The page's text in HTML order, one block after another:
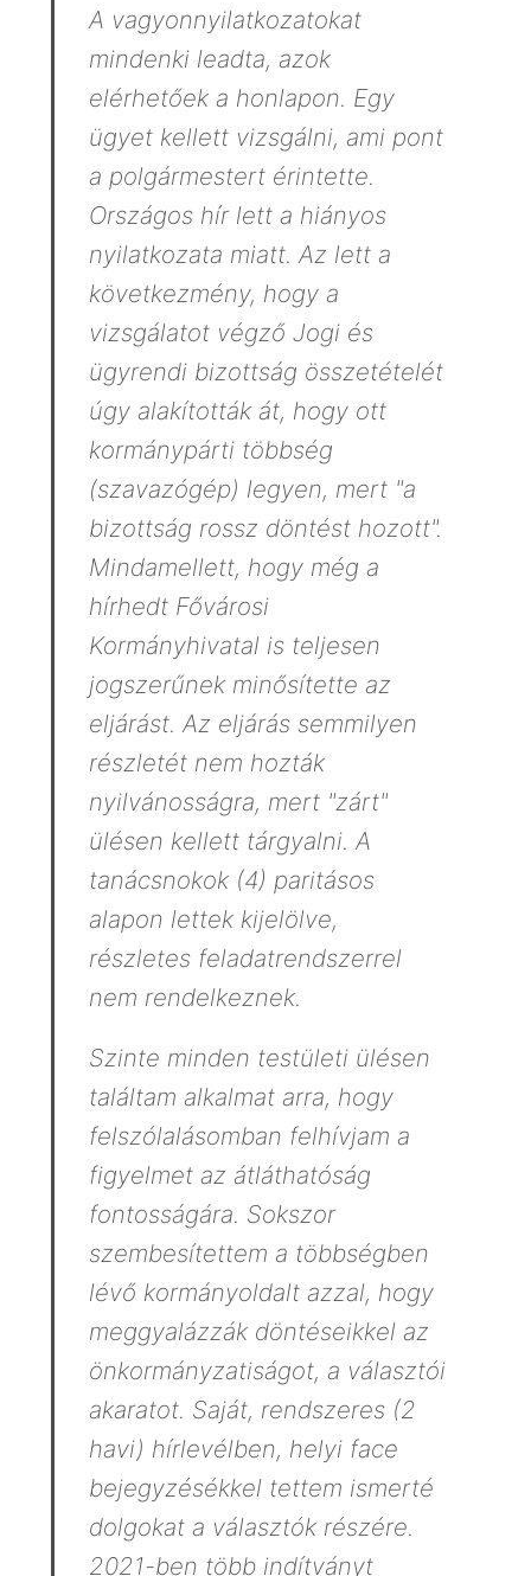
A vagyonnyilatkozatokat
mindenki leadta, azok
elérhetőek a honlapon. Egy
ügyet kellett vizsgálni, ami pont
a polgármestert érintette.
Országos hír lett a hiányos
nyilatkozata miatt. Az lett a
következmény, hogy a
vizsgálatot végző Jogi és
ügyrendi bizottság összetételét
úgy alakították át, hogy ott
kormánypárti többség
(szavazógép) legyen, mert "a
bizottság rossz döntést hozott".
Mindamellett, hogy még a
hírhedt Fővárosi
Kormányhivatal is teljesen
jogszerűnek minősítette az
eljárást. Az eljárás semmilyen
részletét nem hozták
nyilvánosságra, mert "zárt"
ülésen kellett tárgyalni. A
tanácsnokok (4) paritásos
alapon lettek kijelölve,
részletes feladatrendszerrel
nem rendelkeznek.
Szinte minden testületi ülésen
találtam alkalmat arra, hogy
felszólalásomban felhívjam a
figyelmet az átláthatóság
fontosságára. Sokszor
szembesítettem a többségben
lévő kormányoldalt azzal, hogy
meggyalázzák döntéseikkel az
önkormányzatiságot, a választói
akaratot. Saját, rendszeres (2
havi) hírlevélben, helyi face
bejegyzésékkel tettem ismerté
dolgokat a választók részére.
2021-ben több indítványt